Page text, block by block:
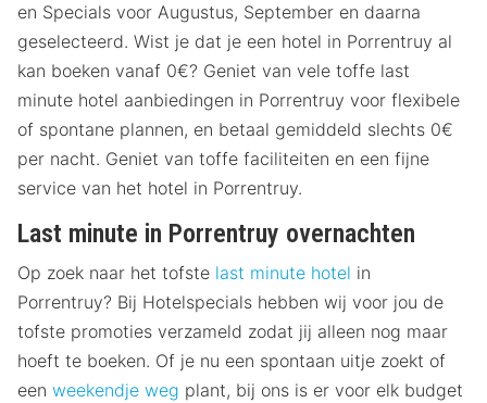
en Specials voor Augustus, September en daarna
geselecteerd. Wist je dat je een hotel in Porrentruy al
kan boeken vanaf 0€? Geniet van vele toffe last
minute hotel aanbiedingen in Porrentruy voor flexibele
of spontane plannen, en betaal gemiddeld slechts 0€
per nacht. Geniet van toffe faciliteiten en een fijne
service van het hotel in Porrentruy.
Last minute in Porrentruy overnachten
Op zoek naar het tofste last minute hotel in
Porrentruy? Bij Hotelspecials hebben wij voor jou de
tofste promoties verzameld zodat jij alleen nog maar
hoeft te boeken. Of je nu een spontaan uitje zoekt of
een weekendje weg plant, bij ons is er voor elk budget